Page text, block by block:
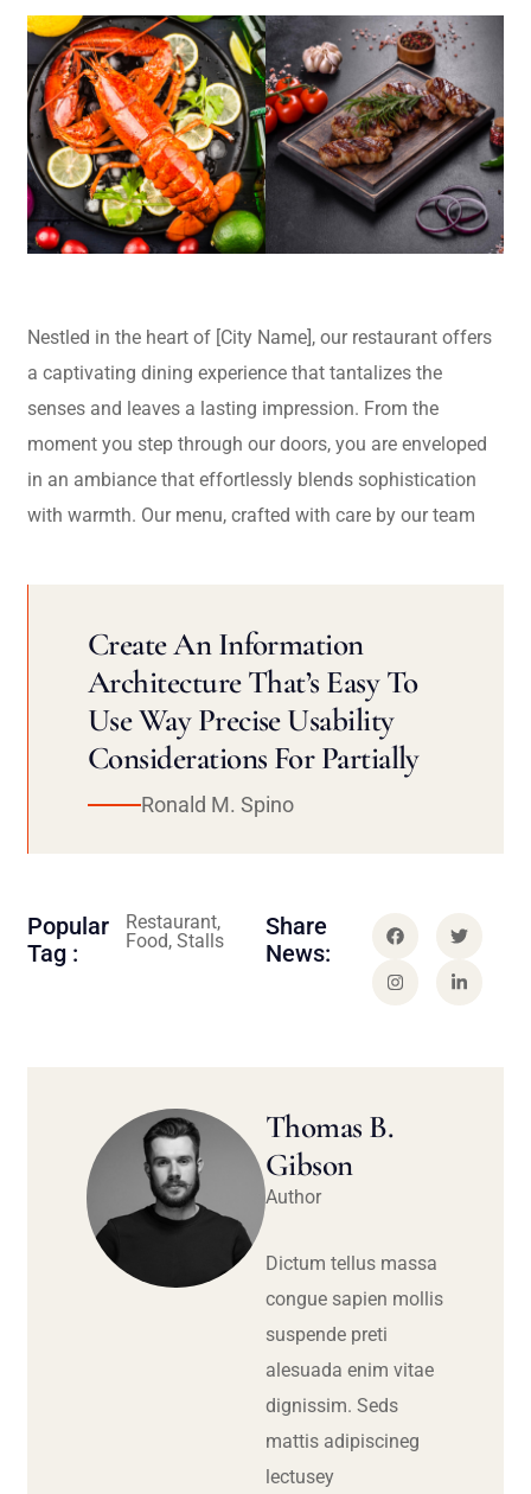
Nestled in the heart of [City Name], our restaurant offers
a captivating dining experience that tantalizes the
senses and leaves a lasting impression. From the
moment you step through our doors, you are enveloped
in an ambiance that effortlessly blends sophistication
with warmth. Our menu, crafted with care by our team
Create An Information
Architecture That’s Easy To
Use Way Precise Usability
Considerations For Partially
Ronald M. Spino
Popular
Tag :
Restaurant,
Food, Stalls
Share
News:
Thomas B.
Gibson
Author
Dictum tellus massa
congue sapien mollis
suspende preti
alesuada enim vitae
dignissim. Seds
mattis adipiscineg
lectusey